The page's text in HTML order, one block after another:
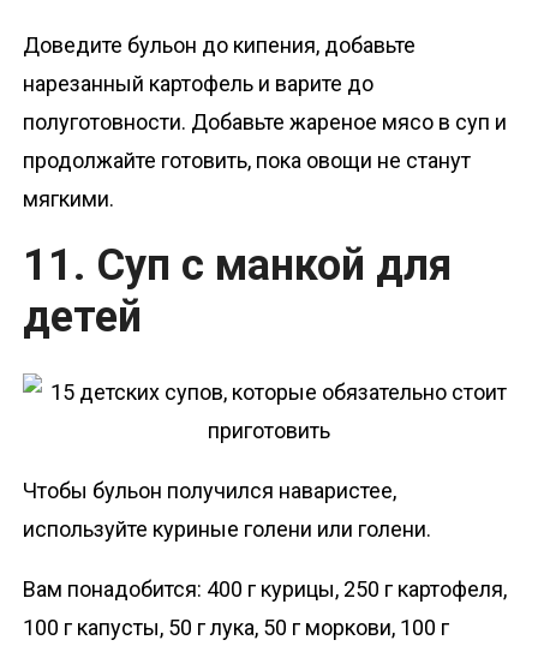
Доведите бульон до кипения, добавьте
нарезанный картофель и варите до
полуготовности. Добавьте жареное мясо в суп и
продолжайте готовить, пока овощи не станут
мягкими.
11. Суп с манкой для
детей
Чтобы бульон получился наваристее,
используйте куриные голени или голени.
Вам понадобится: 400 г курицы, 250 г картофеля,
100 г капусты, 50 г лука, 50 г моркови, 100 г